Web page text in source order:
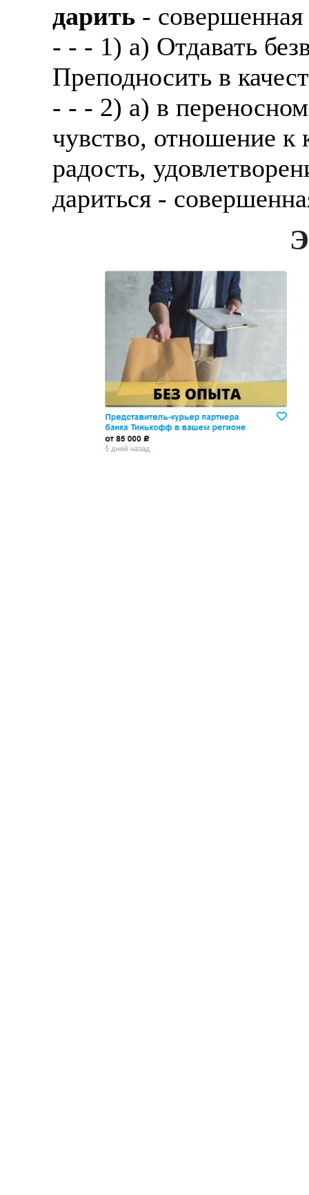
дарить -
- - - 1) а) Отдавать
Преподносить в
- - - 2) а) в
чувство, отношение
радость,
дариться -